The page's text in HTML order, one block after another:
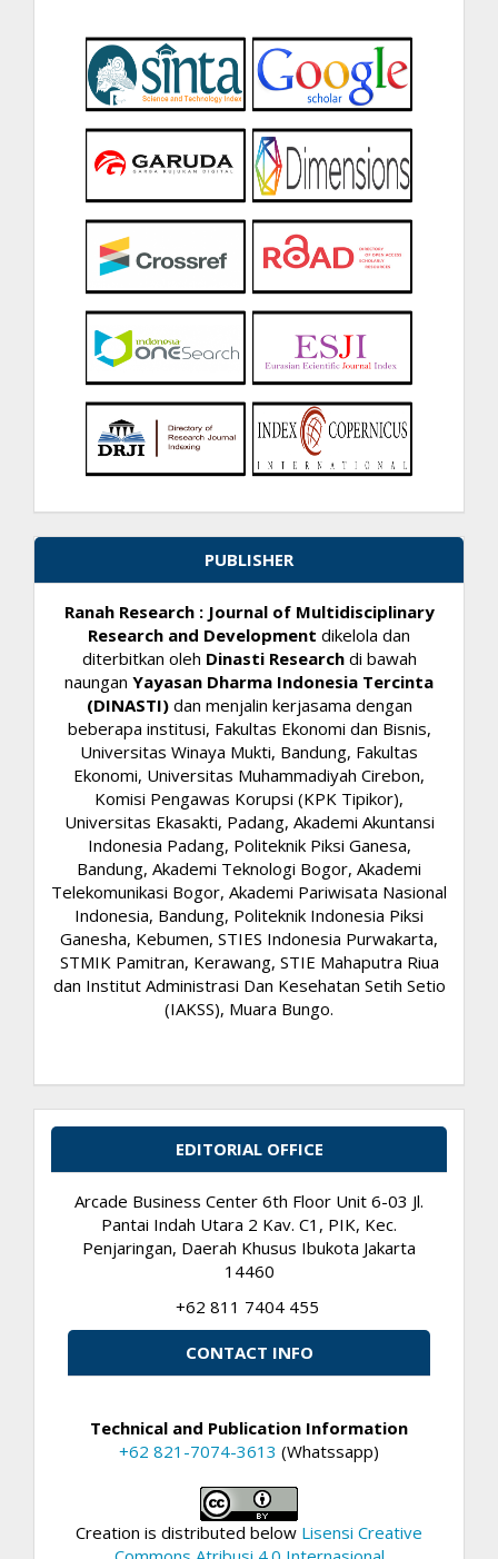
PUBLISHER
Ranah Research : Journal of Multidisciplinary
Research and Development dikelola dan
diterbitkan oleh Dinasti Research di bawah
naungan Yayasan Dharma Indonesia Tercinta
(DINASTI)dan menjalin kerjasama dengan
beberapa institusi, Fakultas Ekonomi dan Bisnis,
Universitas Winaya Mukti, Bandung, Fakultas
Ekonomi, Universitas Muhammadiyah Cirebon,
Komisi Pengawas Korupsi (KPK Tipikor),
Universitas Ekasakti, Padang, Akademi Akuntansi
Indonesia Padang, Politeknik Piksi Ganesa,
Bandung, Akademi Teknologi Bogor, Akademi
Telekomunikasi Bogor, Akademi Pariwisata Nasional
Indonesia, Bandung, Politeknik Indonesia Piksi
Ganesha, Kebumen, STIES Indonesia Purwakarta,
STMIK Pamitran, Kerawang, STIE Mahaputra Riua
dan Institut Administrasi Dan Kesehatan Setih Setio
(IAKSS), Muara Bungo.
EDITORIAL OFFICE
Arcade Business Center 6th Floor Unit 6-03 Jl.
Pantai Indah Utara 2 Kav. C1, PIK, Kec.
Penjaringan, Daerah Khusus Ibukota Jakarta
14460
+62 811 7404 455
CONTACT INFO
Technical and Publication Information
+62 821-7074-3613 (Whatssapp)
Creation is distributed below Lisensi Creative